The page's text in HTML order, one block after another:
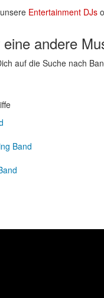
Entertainment DJs
andere
auf die Suche nach
Band